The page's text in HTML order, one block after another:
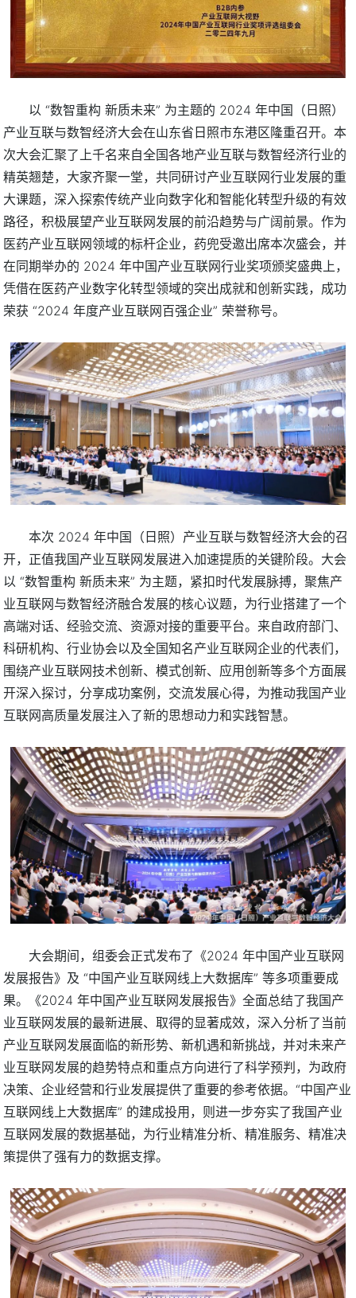
以 “数智重构 新质未来” 为主题的 2024 年中国（日照）
产业互联与数智经济大会在山东省日照市东港区隆重召开。本
次大会汇聚了上千名来自全国各地产业互联与数智经济行业的
精英翘楚，大家齐聚一堂，共同研讨产业互联网行业发展的重
大课题，深入探索传统产业向数字化和智能化转型升级的有效
路径，积极展望产业互联网发展的前沿趋势与广阔前景。作为
医药产业互联网领域的标杆企业，药兜受邀出席本次盛会，并
在同期举办的 2024 年中国产业互联网行业奖项颁奖盛典上，
凭借在医药产业数字化转型领域的突出成就和创新实践，成功
荣获 “2024 年度产业互联网百强企业” 荣誉称号。
本次 2024 年中国（日照）产业互联与数智经济大会的召
开，正值我国产业互联网发展进入加速提质的关键阶段。大会
以 “数智重构 新质未来” 为主题，紧扣时代发展脉搏，聚焦产
业互联网与数智经济融合发展的核心议题，为行业搭建了一个
高端对话、经验交流、资源对接的重要平台。来自政府部门、
科研机构、行业协会以及全国知名产业互联网企业的代表们，
围绕产业互联网技术创新、模式创新、应用创新等多个方面展
开深入探讨，分享成功案例，交流发展心得，为推动我国产业
互联网高质量发展注入了新的思想动力和实践智慧。
大会期间，组委会正式发布了《2024 年中国产业互联网
发展报告》及 “中国产业互联网线上大数据库” 等多项重要成
果。《2024 年中国产业互联网发展报告》全面总结了我国产
业互联网发展的最新进展、取得的显著成效，深入分析了当前
产业互联网发展面临的新形势、新机遇和新挑战，并对未来产
业互联网发展的趋势特点和重点方向进行了科学预判，为政府
决策、企业经营和行业发展提供了重要的参考依据。“中国产业
互联网线上大数据库” 的建成投用，则进一步夯实了我国产业
互联网发展的数据基础，为行业精准分析、精准服务、精准决
策提供了强有力的数据支撑。